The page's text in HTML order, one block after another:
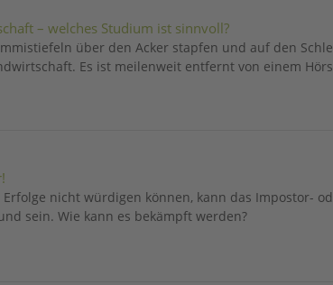
– welches Studium ist sinnvoll?
über den Acker stapfen und auf den
Es ist meilenweit entfernt von einem
nicht würdigen können, kann das Impostor-
sein. Wie kann es bekämpft werden?